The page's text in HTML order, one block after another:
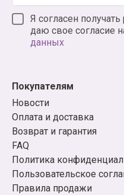
Я согласен
даю свое согласие
данных
Покупателям
Новости
Оплата и доставка
Возврат и гарантия
FAQ
Политика
Пользовательское
Правила продажи